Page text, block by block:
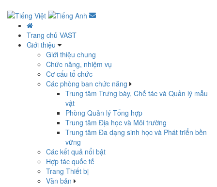
Trang chủ VAST
Giới thiệu
Giới thiệu chung
Chức năng, nhiệm vụ
Cơ cấu tổ chức
Các phòng ban chức năng
Trung tâm Trưng bày, Chế tác và Quản lý mẫu
vật
Phòng Quản lý Tổng hợp
Trung tâm Địa học và Môi trường
Trung tâm Đa dạng sinh học và Phát triển bền
vững
Các kết quả nổi bật
Hợp tác quốc tế
Trang Thiết bị
Văn bản